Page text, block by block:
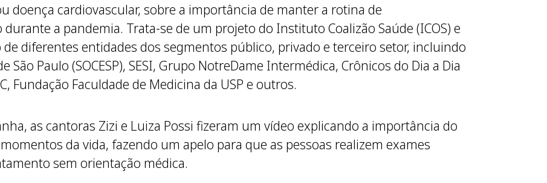
doença cardiovascular, sobre a importância de manter a rotina de
a pandemia. Trata-se de um projeto do Instituto Coalizão Saúde (ICOS) e
diferentes entidades dos segmentos público, privado e terceiro setor, incluindo
São Paulo (SOCESP), SESI, Grupo NotreDame Intermédica, Crônicos do Dia a Dia
Fundação Faculdade de Medicina da USP e outros.
as cantoras Zizi e Luiza Possi fizeram um vídeo explicando a importância do
da vida, fazendo um apelo para que as pessoas realizem exames
sem orientação médica.